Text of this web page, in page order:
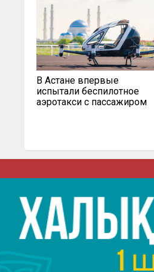
В Астане впервые
испытали беспилотное
аэротакси с пассажиром